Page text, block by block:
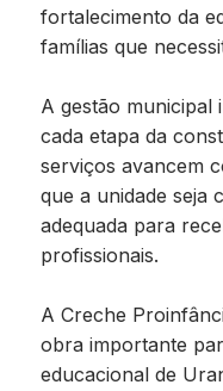
fortalecimento da
famílias que
A gestão municipal
cada etapa da
serviços avancem
que a unidade seja
adequada para
profissionais.
A Creche
obra importante
educacional de